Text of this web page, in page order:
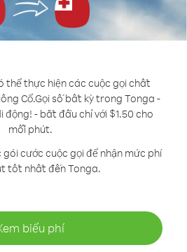
thể thực hiện các cuộc gọi chất
Cổ.Gọi số bất kỳ trong Tonga -
động! - bắt đầu chỉ với $1.50 cho
mỗi phút.
cước cuộc gọi để nhận mức phí
tốt nhất đến Tonga.
biểu phí